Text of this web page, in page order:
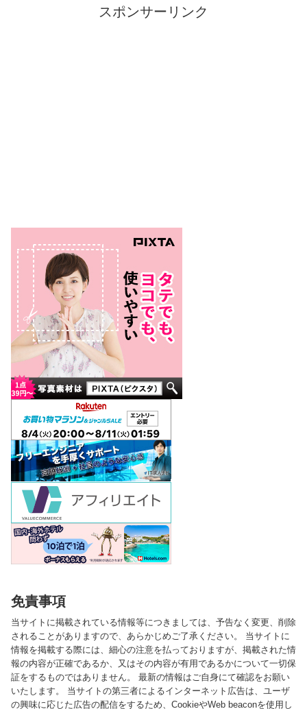
スポンサーリンク
免責事項
当サイトに掲載されている情報等につきましては、予告なく変更、削除
されることがありますので、あらかじめご了承ください。 当サイトに
情報を掲載する際には、細心の注意を払っておりますが、掲載された情
報の内容が正確であるか、又はその内容が有用であるかについて一切保
証をするものではありません。 最新の情報はご自身にて確認をお願い
いたします。 当サイトの第三者によるインターネット広告は、ユーザ
の興味に応じた広告の配信をするため、CookieやWeb beaconを使用し